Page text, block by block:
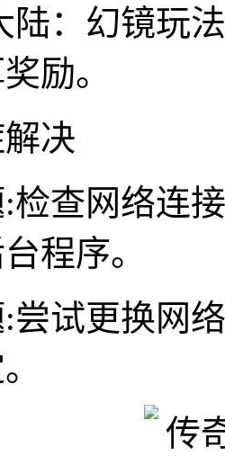
陆：幻镜玩
励。
决
检查网络连
程序。
尝试更换网